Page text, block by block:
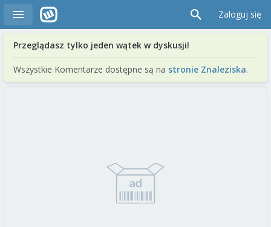
Zaloguj się
Przeglądasz tylko jeden wątek w dyskusji!
Wszystkie Komentarze dostępne są na stronie Znaleziska.